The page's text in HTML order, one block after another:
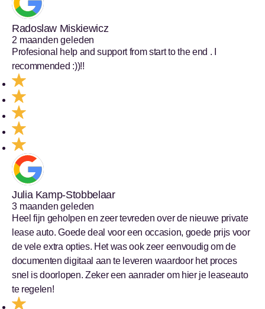
Radoslaw Miskiewicz
2 maanden geleden
Profesional help and support from start to the end . I
recommended :))!!
Julia Kamp-Stobbelaar
3 maanden geleden
Heel fijn geholpen en zeer tevreden over de nieuwe private
lease auto. Goede deal voor een occasion, goede prijs voor
de vele extra opties. Het was ook zeer eenvoudig om de
documenten digitaal aan te leveren waardoor het proces
snel is doorlopen. Zeker een aanrader om hier je leaseauto
te regelen!